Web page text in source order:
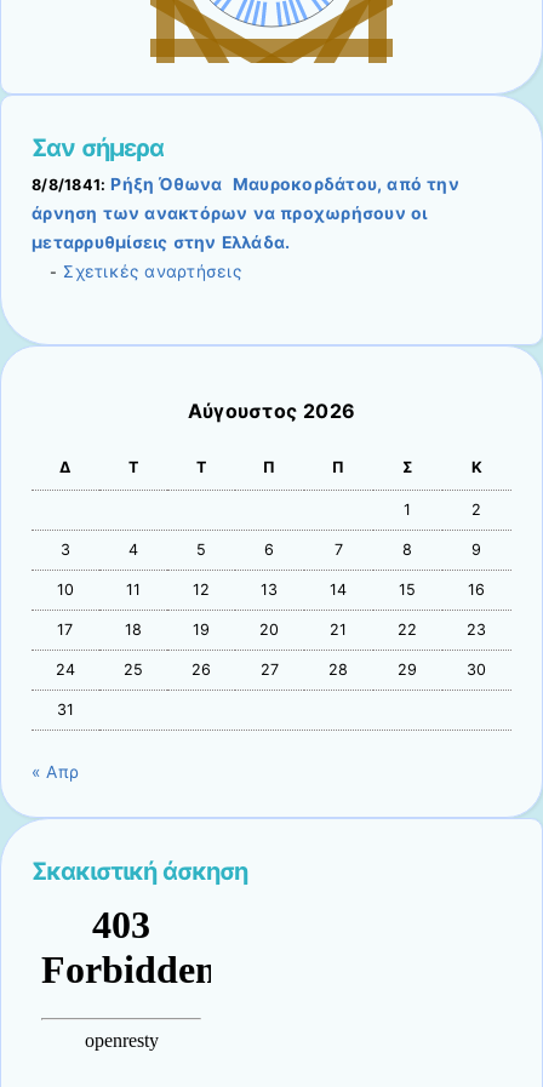
Σαν σήμερα
8/8/1841: Ρήξη Όθωνα  Μαυροκορδάτου, από την
άρνηση των ανακτόρων να προχωρήσουν οι
μεταρρυθμίσεις στην Ελλάδα.
- Σχετικές αναρτήσεις
Αύγουστος 2026
Δ Τ Τ Π Π Σ Κ
1 2
3 4 5 6 7 8 9
10 11 12 13 14 15 16
17 18 19 20 21 22 23
24 25 26 27 28 29 30
31
« Απρ
Σκακιστική άσκηση